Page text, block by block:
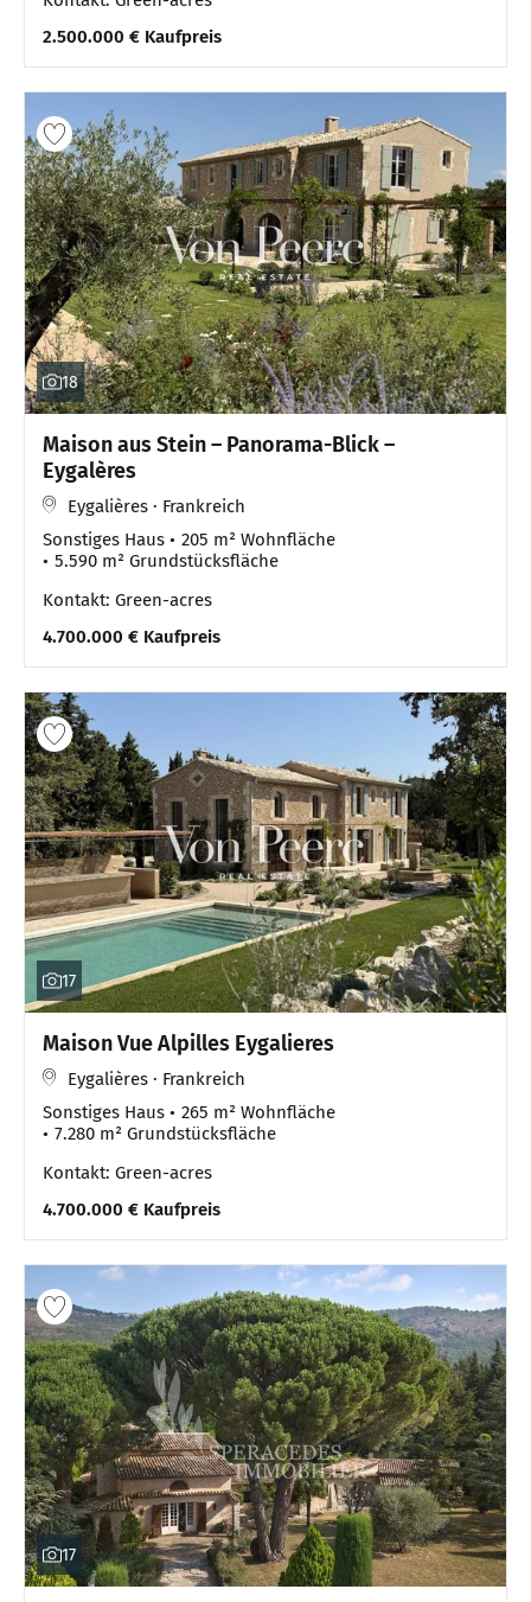
2.500.000 € Kaufpreis
18
Maison aus Stein – Panorama-Blick –
Eygalères
Eygalières · Frankreich
Sonstiges Haus
205 m² Wohnfläche
5.590 m² Grundstücksfläche
Kontakt: Green-acres
4.700.000 € Kaufpreis
17
Maison Vue Alpilles Eygalieres
Eygalières · Frankreich
Sonstiges Haus
265 m² Wohnfläche
7.280 m² Grundstücksfläche
Kontakt: Green-acres
4.700.000 € Kaufpreis
17